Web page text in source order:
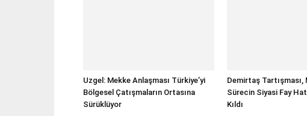
Uzgel: Mekke Anlaşması Türkiye’yi
Bölgesel Çatışmaların Ortasına
Sürüklüyor
Demirtaş Tartışması,
Sürecin Siyasi Fay
Kıldı